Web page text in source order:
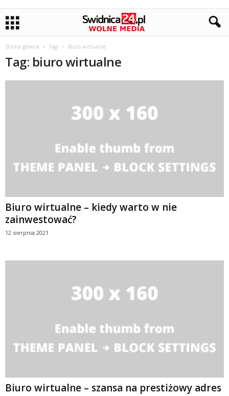
Strona główna Tagi Biuro wirtualne
Tag: biuro wirtualne
Biuro wirtualne – kiedy warto w nie
zainwestować?
12 sierpnia 2021
Biuro wirtualne – szansa na prestiżowy adres